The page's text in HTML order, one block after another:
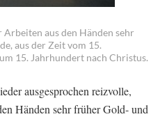
aus den Händen sehr
aus der Zeit vom 15.
15. Jahrhundert nach Christus.
ausgesprochen reizvolle,
Händen sehr früher Gold- und